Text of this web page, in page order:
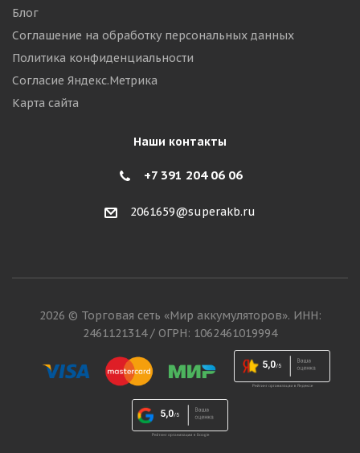
Блог
Соглашение на обработку персональных данных
Политика конфиденциальности
Согласие Яндекс.Метрика
Карта сайта
Наши контакты
+7 391 204 06 06
2061659@superakb.ru
2026 © Торговая сеть «Мир аккумуляторов». ИНН:
2461121314 / ОГРН: 1062461019994